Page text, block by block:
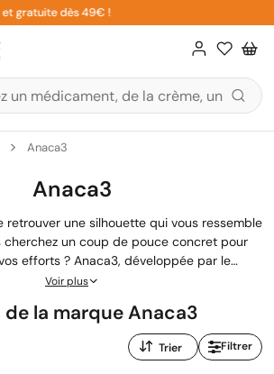
gratuite dès 49€ !
Anaca3
Anaca3
retrouver une silhouette qui vous ressemble
cherchez un coup de pouce concret pour
efforts ? Anaca3, développée par le
propose une gamme de
coupe faim, en passant par les gummies
produit Anaca3 répond à un besoin
à choisir celui qui correspond vraiment
Voir plus
la marque Anaca3
Trier
par
Filtrer